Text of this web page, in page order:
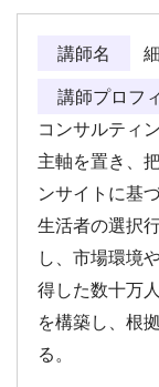
講師名
講師プロフ
コンサルティ
主軸を置き、
ンサイトに基
生活者の選択
し、市場環境
得した数十万
を構築し、根
る。​